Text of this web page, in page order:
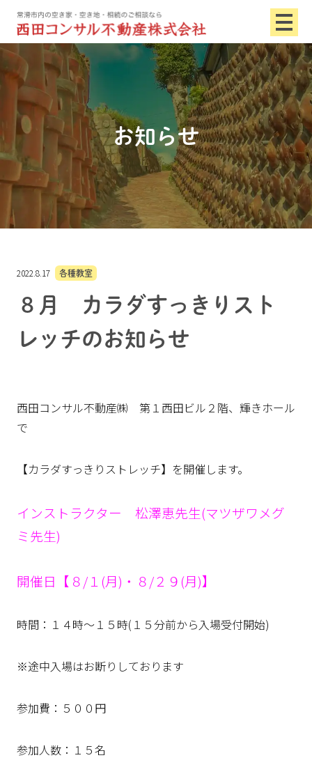
お知らせ
2022.8.17 各種教室
８月 カラダすっきりスト
レッチのお知らせ
西田コンサル不動産㈱ 第１西田ビル２階、輝きホール
で
【カラダすっきりストレッチ】を開催します。
インストラクター 松澤恵先生(マツザワメグ
ミ先生)
開催日【８/１(月)・８/２９(月)】
時間：１４時～１５時(１５分前から入場受付開始)
※途中入場はお断りしております
参加費：５００円
参加人数：１５名